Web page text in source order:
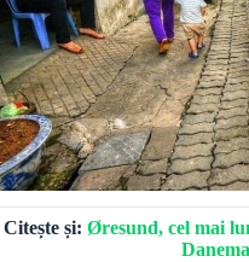
Citește și: Øresund, cel mai